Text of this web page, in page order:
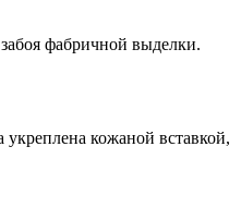
фабричной выделки.
укреплена кожаной вставкой,